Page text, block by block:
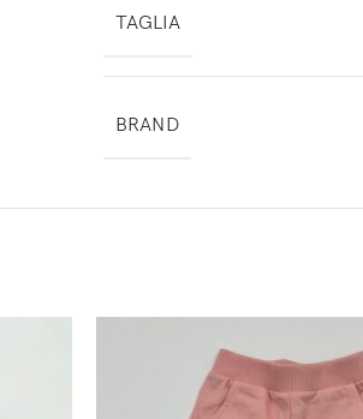
TAGLIA
BRAND